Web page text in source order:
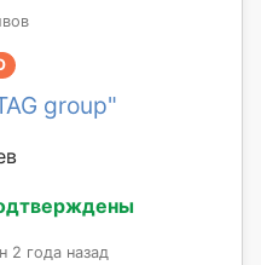
group"
2 года назад